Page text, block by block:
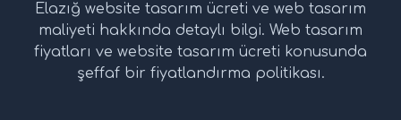
Elazığ website tasarım ücreti ve web tasarım
maliyeti hakkında detaylı bilgi. Web tasarım
fiyatları ve website tasarım ücreti konusunda
şeffaf bir fiyatlandırma politikası.